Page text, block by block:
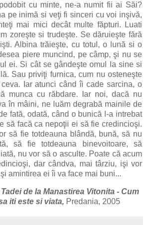
cu minte, ne-a numit fii ai Săi?
pe inimă si veţi fi sinceri cu voi inşivă,
mai mici decât multe făpturi. Luati
zoreşte si trudeşte. Se dăruieşte fără
Albina trăieşte, cu totul, o lună si o
piere muncind, pe câmp, şi nu se
ei. Si cât se gândeşte omul la sine si
Sau priviţi furnica, cum nu osteneşte
Iar atunci când îi cade sarcina, o
munca cu răbdare. Iar noi, dacă nu
în mâini, ne luăm degrabă mainile de
fată, odată, când o bunică l-a intrebat
să facă ca nepoţii ei să fie credincioşi.
să fie totdeauna blândă, bună, să nu
să fie totdeauna binevoitoare, să
nu vor să o asculte. Poate că acum
dar cândva, mai târziu, işi vor
amintirea ei îi va face mai buni...
de la Manastirea Vitonita - Cum
iti este si viata, Predania, 2005